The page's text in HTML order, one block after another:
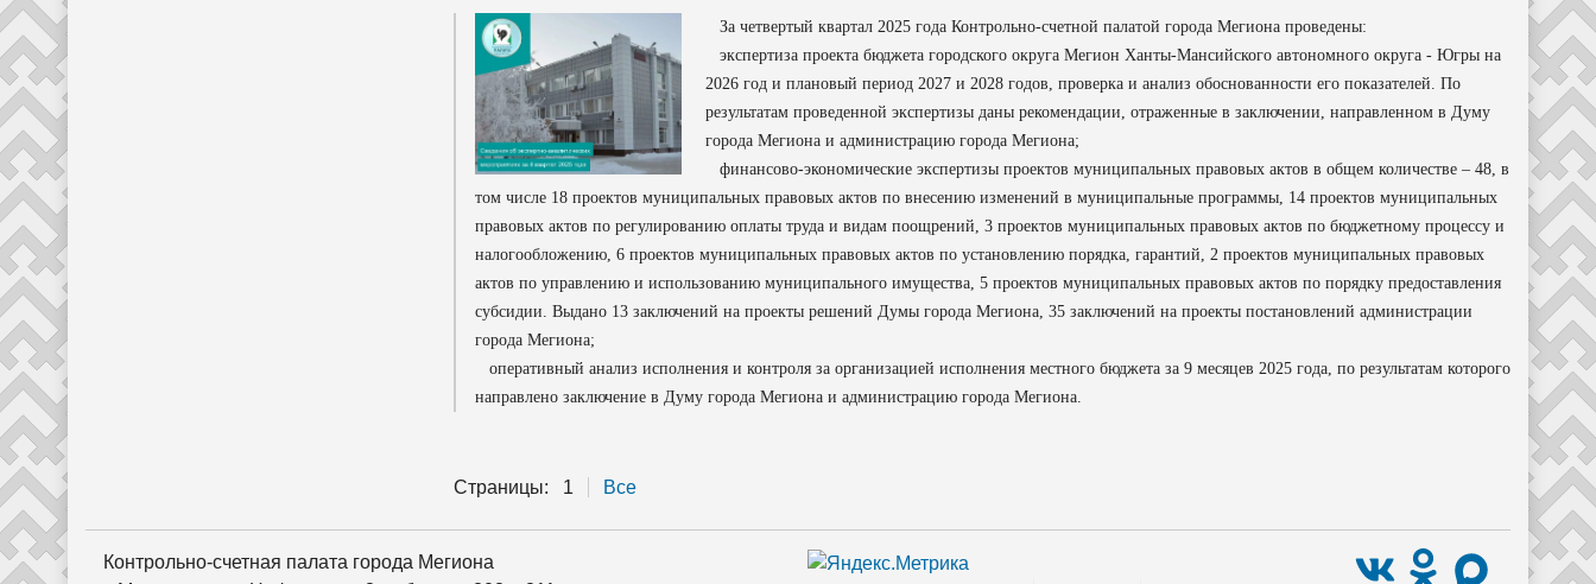
За четвертый квартал 2025 года Контрольно-счетной палатой города Мегиона проведены:
экспертиза проекта бюджета городского округа Мегион Ханты-Мансийского автономного округа - Югры на
2026 год и плановый период 2027 и 2028 годов, проверка и анализ обоснованности его показателей. По
результатам проведенной экспертизы даны рекомендации, отраженные в заключении, направленном в Думу
города Мегиона и администрацию города Мегиона;
финансово-экономические экспертизы проектов муниципальных правовых актов в общем количестве – 48, в
том числе 18 проектов муниципальных правовых актов по внесению изменений в муниципальные программы, 14 проектов муниципальных
правовых актов по регулированию оплаты труда и видам поощрений, 3 проектов муниципальных правовых актов по бюджетному процессу и
налогообложению, 6 проектов муниципальных правовых актов по установлению порядка, гарантий, 2 проектов муниципальных правовых
актов по управлению и использованию муниципального имущества, 5 проектов муниципальных правовых актов по порядку предоставления
субсидии. Выдано 13 заключений на проекты решений Думы города Мегиона, 35 заключений на проекты постановлений администрации
города Мегиона;
оперативный анализ исполнения и контроля за организацией исполнения местного бюджета за 9 месяцев 2025 года, по результатам которого
направлено заключение в Думу города Мегиона и администрацию города Мегиона.
Страницы: 1 Все
Контрольно-счетная палата города Мегиона